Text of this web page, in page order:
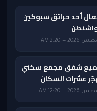
أحد حرائق سبوكين
شقق مجمع سكني
عشرات السكان